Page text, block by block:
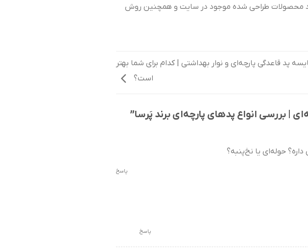
محصولات طراحی شده موجود در سایت و همچنین روش
پد قاعدگی پارچه‌ای و نوار بهداشتی | کدام برای شما بهتر
است؟
| بررسی انواع پدهای پارچه‌ای برند پَرسا”
حوله‌ای یا نخ‌پنبه؟
پاسخ
پاسخ